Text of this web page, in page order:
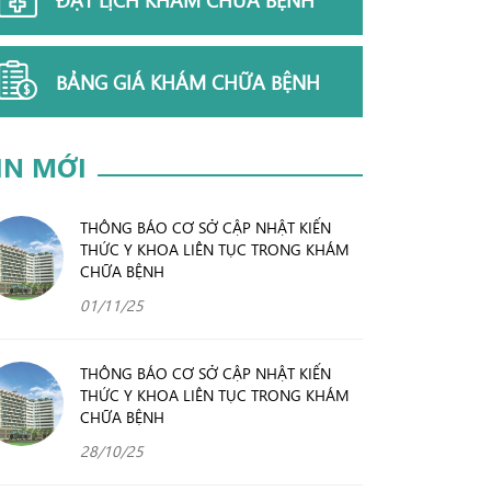
BẢNG GIÁ KHÁM CHỮA BỆNH
MỚI
THÔNG BÁO CƠ SỞ CẬP NHẬT KIẾN
THỨC Y KHOA LIÊN TỤC TRONG KHÁM
CHỮA BỆNH
01/11/25
THÔNG BÁO CƠ SỞ CẬP NHẬT KIẾN
THỨC Y KHOA LIÊN TỤC TRONG KHÁM
CHỮA BỆNH
28/10/25